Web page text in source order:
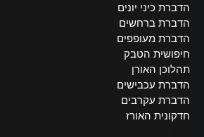
הדברת כיני יונים
הדברת ברחשים
הדברת מעופפים
חיפושית הטבק
תהלוכן האורן
הדברת עכבישים
הדברת עקרבים
חדקונית האורז